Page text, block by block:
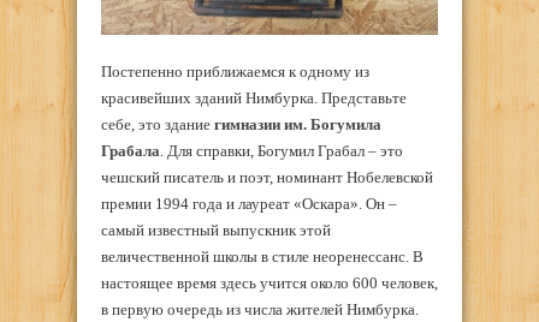
Постепенно приближаемся к одному из
красивейших зданий Нимбурка. Представьте
себе, это здание гимназии им. Богумила
Грабала. Для справки, Богумил Грабал – это
чешский писатель и поэт, номинант Нобелевской
премии 1994 года и лауреат «Оскара». Он –
самый известный выпускник этой
величественной школы в стиле неоренессанс. В
настоящее время здесь учится около 600 человек,
в первую очередь из числа жителей Нимбурка.